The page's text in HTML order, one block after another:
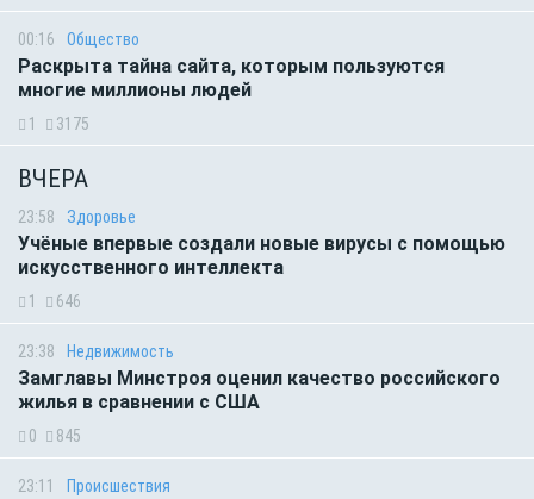
00:16 Общество
Раскрыта тайна сайта, которым пользуются
многие миллионы людей
1 3175
ВЧЕРА
23:58 Здоровье
Учёные впервые создали новые вирусы с помощью
искусственного интеллекта
1 646
23:38 Недвижимость
Замглавы Минстроя оценил качество российского
жилья в сравнении с США
0 845
23:11 Происшествия